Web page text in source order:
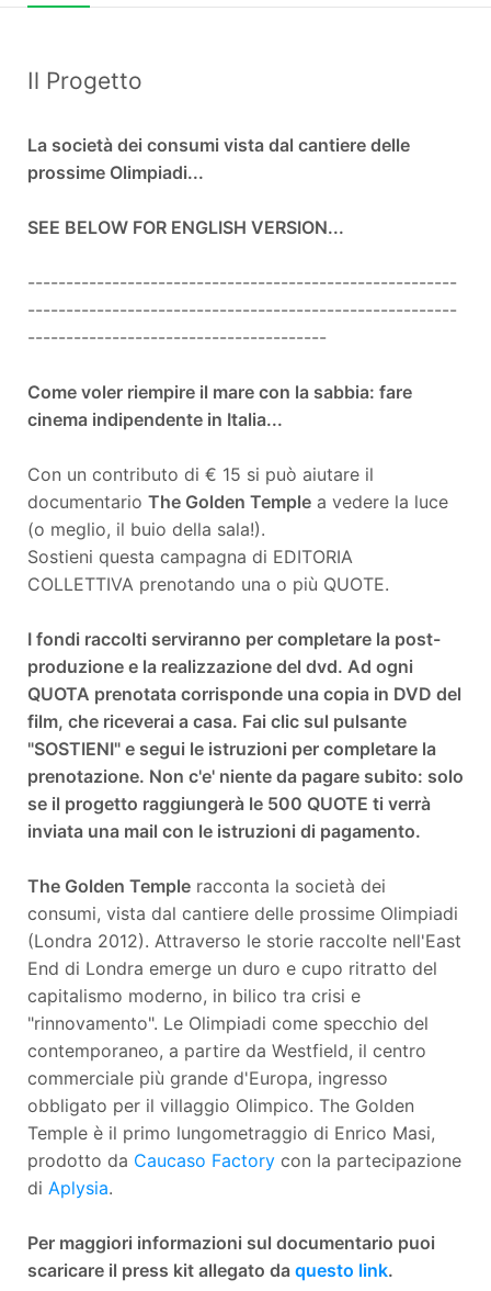
Il Progetto
La società dei consumi vista dal cantiere delle
prossime Olimpiadi...
SEE BELOW FOR ENGLISH VERSION...
--------------------------------------------------------
--------------------------------------------------------
---------------------------------------
Come voler riempire il mare con la sabbia: fare
cinema indipendente in Italia...
Con un contributo di € 15 si può aiutare il
documentario The Golden Temple a vedere la luce
(o meglio, il buio della sala!).
Sostieni questa campagna di EDITORIA
COLLETTIVA prenotando una o più QUOTE.
I fondi raccolti serviranno per completare la post-
produzione e la realizzazione del dvd. Ad ogni
QUOTA prenotata corrisponde una copia in DVD del
film, che riceverai a casa. Fai clic sul pulsante
"SOSTIENI" e segui le istruzioni per completare la
prenotazione. Non c'e' niente da pagare subito: solo
se il progetto raggiungerà le 500 QUOTE ti verrà
inviata una mail con le istruzioni di pagamento.
The Golden Temple racconta la società dei
consumi, vista dal cantiere delle prossime Olimpiadi
(Londra 2012). Attraverso le storie raccolte nell'East
End di Londra emerge un duro e cupo ritratto del
capitalismo moderno, in bilico tra crisi e
"rinnovamento". Le Olimpiadi come specchio del
contemporaneo, a partire da Westfield, il centro
commerciale più grande d'Europa, ingresso
obbligato per il villaggio Olimpico. The Golden
Temple è il primo lungometraggio di Enrico Masi,
prodotto da Caucaso Factory con la partecipazione
di Aplysia.
Per maggiori informazioni sul documentario puoi
scaricare il press kit allegato da questo link.